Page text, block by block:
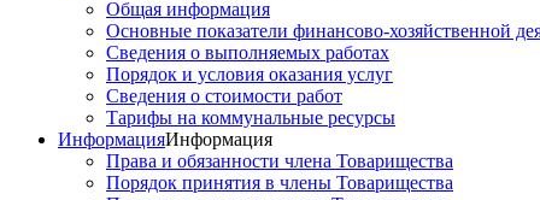
Общая информация
Основные показатели финансово-хозяйственной
Сведения о выполняемых работах
Порядок и условия оказания услуг
Сведения о стоимости работ
Тарифы на коммунальные ресурсы
ИнформацияИнформация
Права и обязанности члена Товарищества
Порядок принятия в члены Товарищества